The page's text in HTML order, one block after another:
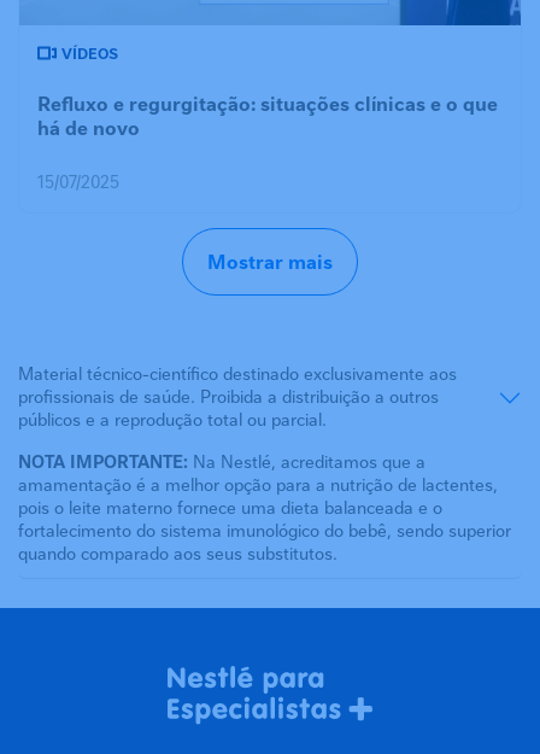
VÍDEOS
Refluxo e regurgitação: situações clínicas e o que
há de novo
15/07/2025
Mostrar mais
Material técnico-científico destinado exclusivamente aos
profissionais de saúde. Proibida a distribuição a outros
públicos e a reprodução total ou parcial.
NOTA IMPORTANTE: Na Nestlé, acreditamos que a
amamentação é a melhor opção para a nutrição de lactentes,
pois o leite materno fornece uma dieta balanceada e o
fortalecimento do sistema imunológico do bebê, sendo superior
quando comparado aos seus substitutos.